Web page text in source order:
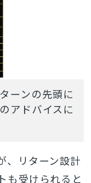
ーンの先頭に
アドバイスに
、リターン設計
も受けられると